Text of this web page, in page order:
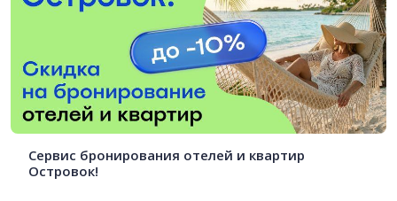
Сервис бронирования отелей и квартир
Островок!